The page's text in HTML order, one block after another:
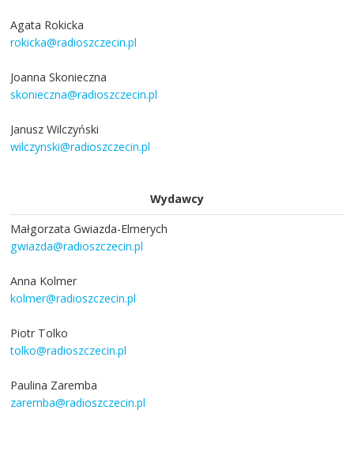
Agata Rokicka
rokicka@radioszczecin.pl
Joanna Skonieczna
skonieczna@radioszczecin.pl
Janusz Wilczyński
wilczynski@radioszczecin.pl
Wydawcy
Małgorzata Gwiazda-Elmerych
gwiazda@radioszczecin.pl
Anna Kolmer
kolmer@radioszczecin.pl
Piotr Tolko
tolko@radioszczecin.pl
Paulina Zaremba
zaremba@radioszczecin.pl